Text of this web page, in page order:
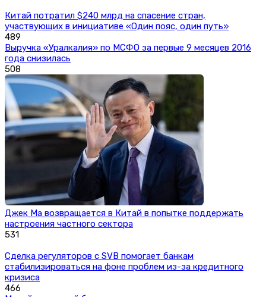
Китай потратил $240 млрд на спасение стран,
участвующих в инициативе «Один пояс, один путь»
489
Выручка «Уралкалия» по МСФО за первые 9 месяцев 2016
года снизилась
508
Джек Ма возвращается в Китай в попытке поддержать
настроения частного сектора
531
Сделка регуляторов с SVB помогает банкам
стабилизироваться на фоне проблем из-за кредитного
кризиса
466